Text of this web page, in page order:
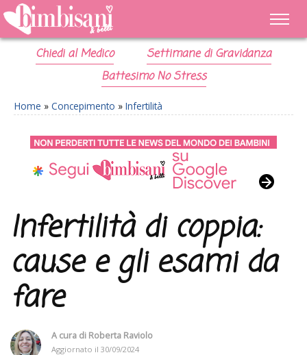
Chiedi al Medico
Settimane di Gravidanza
Battesimo No Stress
Home » Concepimento » Infertilità
Infertilità di coppia:
cause e gli esami da
fare
A cura di Roberta Raviolo
Aggiornato il 30/09/2024